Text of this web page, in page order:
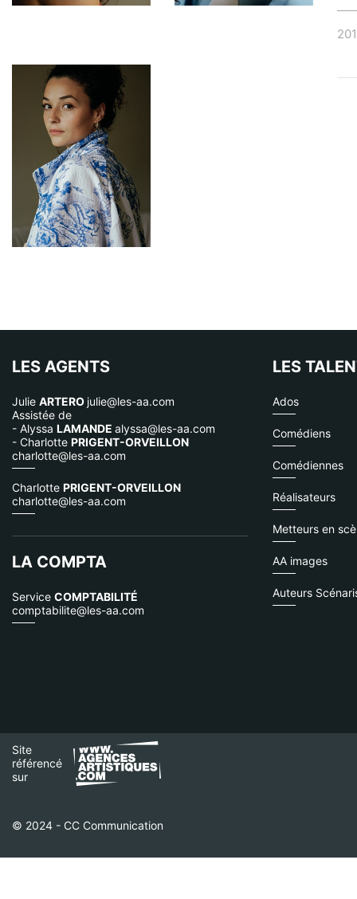
LES AGENTS
Julie ARTERO julie@les-aa.com
Assistée de
- Alyssa LAMANDE alyssa@les-aa.com
- Charlotte PRIGENT-ORVEILLON
charlotte@les-aa.com
Charlotte PRIGENT-ORVEILLON
charlotte@les-aa.com
LA COMPTA
Service COMPTABILITÉ
comptabilite@les-aa.com
LES
Ados
Comédiens
Comédiennes
Réalisateurs
Metteurs en
AA images
Auteurs
Site
référencé
sur
© 2024 - CC Communication